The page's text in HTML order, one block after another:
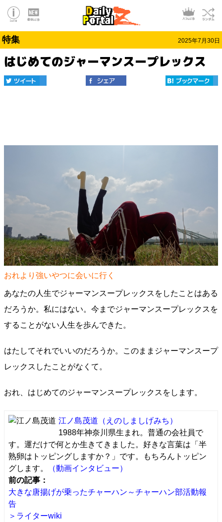
特集 2025年7月30日
はじめてのジャーマンスープレックス
おれより強いやつに会いに行く
あなたの人生でジャーマンスープレックスをしたことはある
だろうか。私にはない。今までジャーマンスープレックスを
することがない人生を歩んできた。
はたしてそれでいいのだろうか。このままジャーマンスープ
レックスしたことがなくて。
おれ、はじめてのジャーマンスープレックスをします。
江ノ島茂道 （えのしましげみち）
1988年神奈川県生まれ。普通の会社員で
す。運だけで何とか生きてきました。好きな言葉は「半
熟卵はトッピングしますか？」です。もちろんトッピン
グします。
（動画インタビュー）
前の記事：
大きな唐揚げが乗ったチャーハン～チャーハン部活動報
告
＞ライターwiki